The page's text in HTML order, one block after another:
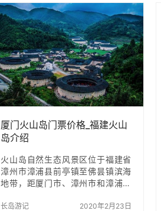
（包车） 住宿餐饮：迎霞渔家，这
个渔家是搜攻略时候发现的，微信
推荐给大家→13012562831，吃住
玩一条龙服务，还可以订票包车，
特别省心。 8.1号我拖着行李箱🧳小
伙伴，坐上去往蓬莱的列车，大约
下午5点到蓬莱站，打车去蓬长客港
30元（蓬莱有两个港，一定要说去
长岛的…
厦门火山岛门票价格_福建火山
岛介绍
火山岛自然生态风景区位于福建省
漳州市漳浦县前亭镇至佛昙镇滨海
地带，距厦门市、漳州市和漳浦县
式火山喷发构造形迹和后期风化海
长岛游记 2020年2月23日